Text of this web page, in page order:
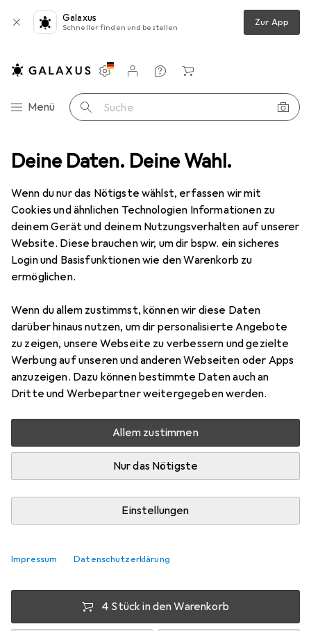
Deine Daten. Deine Wahl.
Wenn du nur das Nötigste wählst, erfassen wir mit
Cookies und ähnlichen Technologien Informationen zu
deinem Gerät und deinem Nutzungsverhalten auf unserer
Website. Diese brauchen wir, um dir bspw. ein sicheres
Login und Basisfunktionen wie den Warenkorb zu
ermöglichen.
Wenn du allem zustimmst, können wir diese Daten
darüber hinaus nutzen, um dir personalisierte Angebote
zu zeigen, unsere Webseite zu verbessern und gezielte
Werbung auf unseren und anderen Webseiten oder Apps
anzuzeigen. Dazu können bestimmte Daten auch an
Dritte und Werbepartner weitergegeben werden.
Allem zustimmen
Nur das Nötigste
Einstellungen
Impressum Datenschutzerklärung
Galaxus
Schneller finden und bestellen Zur App
Navigation nach Kategorien
Menü Suche
Einstellungen
Kundenkonto
Vergleichslisten
Merklisten
Warenkorb
Zubehör Gartenmaschinen Gardena Radsatz
4 Bilder
MENGENRABATT
GardenaRadsatz
Rasentrimmer
Preis in EUR inkl. MwSt.
EUR
13,52
Bewertungen
Zwischen Di, 11.8. und Do, 13.8. geliefert
8 Stück an Lager beim Lieferanten
Lieferort angeben für genaue Lieferzeit
−6
4 Stück in den Warenkorb